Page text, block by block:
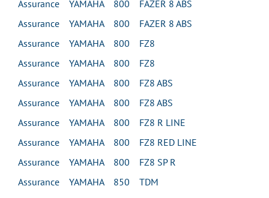
Assurance YAMAHA 800 FAZER 8 ABS
Assurance YAMAHA 800 FAZER 8 ABS
Assurance YAMAHA 800 FZ8
Assurance YAMAHA 800 FZ8
Assurance YAMAHA 800 FZ8 ABS
Assurance YAMAHA 800 FZ8 ABS
Assurance YAMAHA 800 FZ8 R LINE
Assurance YAMAHA 800 FZ8 RED LINE
Assurance YAMAHA 800 FZ8 SP R
Assurance YAMAHA 850 TDM